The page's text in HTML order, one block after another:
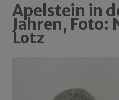
Apelstein in
Jahren, Foto:
Lotz